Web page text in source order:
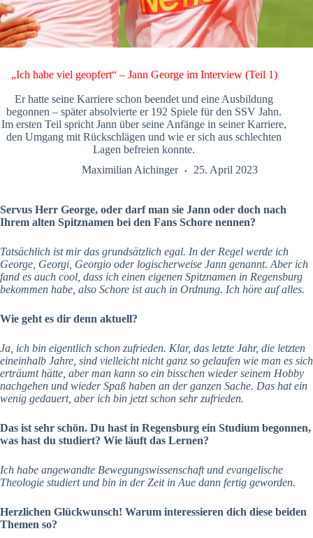
„Ich habe viel geopfert“ – Jann George im Interview (Teil 1)
Er hatte seine Karriere schon beendet und eine Ausbildung
begonnen – später absolvierte er 192 Spiele für den SSV Jahn.
Im ersten Teil spricht Jann über seine Anfänge in seiner Karriere,
den Umgang mit Rückschlägen und wie er sich aus schlechten
Lagen befreien konnte.
Maximilian Aichinger
25. April 2023
Servus Herr George, oder darf man sie Jann oder doch nach
Ihrem alten Spitznamen bei den Fans Schore nennen?
Tatsächlich ist mir das grundsätzlich egal. In der Regel werde ich
George, Georgi, Georgio oder logischerweise Jann genannt. Aber ich
fand es auch cool, dass ich einen eigenen Spitznamen in Regensburg
bekommen habe, also Schore ist auch in Ordnung. Ich höre auf alles.
Wie geht es dir denn aktuell?
Ja, ich bin eigentlich schon zufrieden. Klar, das letzte Jahr, die letzten
eineinhalb Jahre, sind vielleicht nicht ganz so gelaufen wie man es sich
erträumt hätte, aber man kann so ein bisschen wieder seinem Hobby
nachgehen und wieder Spaß haben an der ganzen Sache. Das hat ein
wenig gedauert, aber ich bin jetzt schon sehr zufrieden.
Das ist sehr schön. Du hast in Regensburg ein Studium begonnen,
was hast du studiert? Wie läuft das Lernen?
Ich habe angewandte Bewegungswissenschaft und evangelische
Theologie studiert und bin in der Zeit in Aue dann fertig geworden.
Herzlichen Glückwunsch! Warum interessieren dich diese beiden
Themen so?